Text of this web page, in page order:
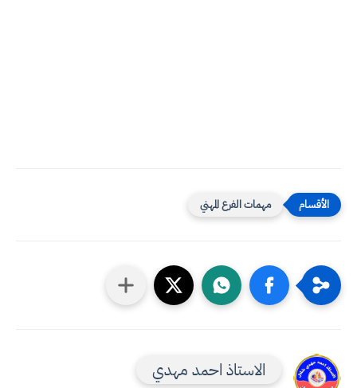
مهمات الفرع المهني
الاستاذ احمد مهدي